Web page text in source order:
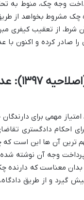
وجه چک، منوط به
چک مشروط بخواهد از
از تعقیب کیفری
صادر کرده و اکنون با
ماده 23
اصلاح قانون صدور چک در سال ۱۳۹۷،
احکام دادگستری
وجه آن نوشته شده
معناست که دارنده
گیرد و از طریق